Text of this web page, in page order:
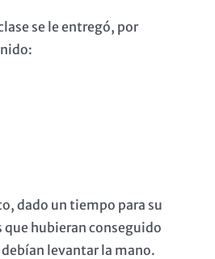
se le entregó, por
dado un tiempo para su
hubieran conseguido
levantar la mano.